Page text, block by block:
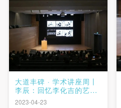
————《银河 …
大道丰碑 · 学术讲座周丨
李辰：回忆李化吉的艺术
与生活
2023-04-23